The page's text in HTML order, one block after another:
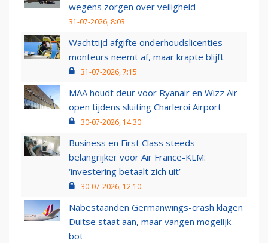
wegens zorgen over veiligheid
31-07-2026, 8:03
Wachttijd afgifte onderhoudslicenties
monteurs neemt af, maar krapte blijft
31-07-2026, 7:15
MAA houdt deur voor Ryanair en Wizz Air
open tijdens sluiting Charleroi Airport
30-07-2026, 14:30
Business en First Class steeds
belangrijker voor Air France-KLM:
‘investering betaalt zich uit’
30-07-2026, 12:10
Nabestaanden Germanwings-crash klagen
Duitse staat aan, maar vangen mogelijk
bot